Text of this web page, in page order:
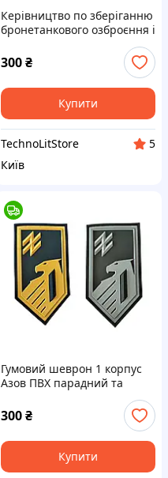
Керівництво по зберіганню
бронетанкового озброєння і
300₴
Купити
TechnoLitStore
5
Київ
Гумовий шеврон 1 корпус
Азов ПВХ парадний та
замовлення на липучці (AN-
12-408-14-2)
300₴
Купити